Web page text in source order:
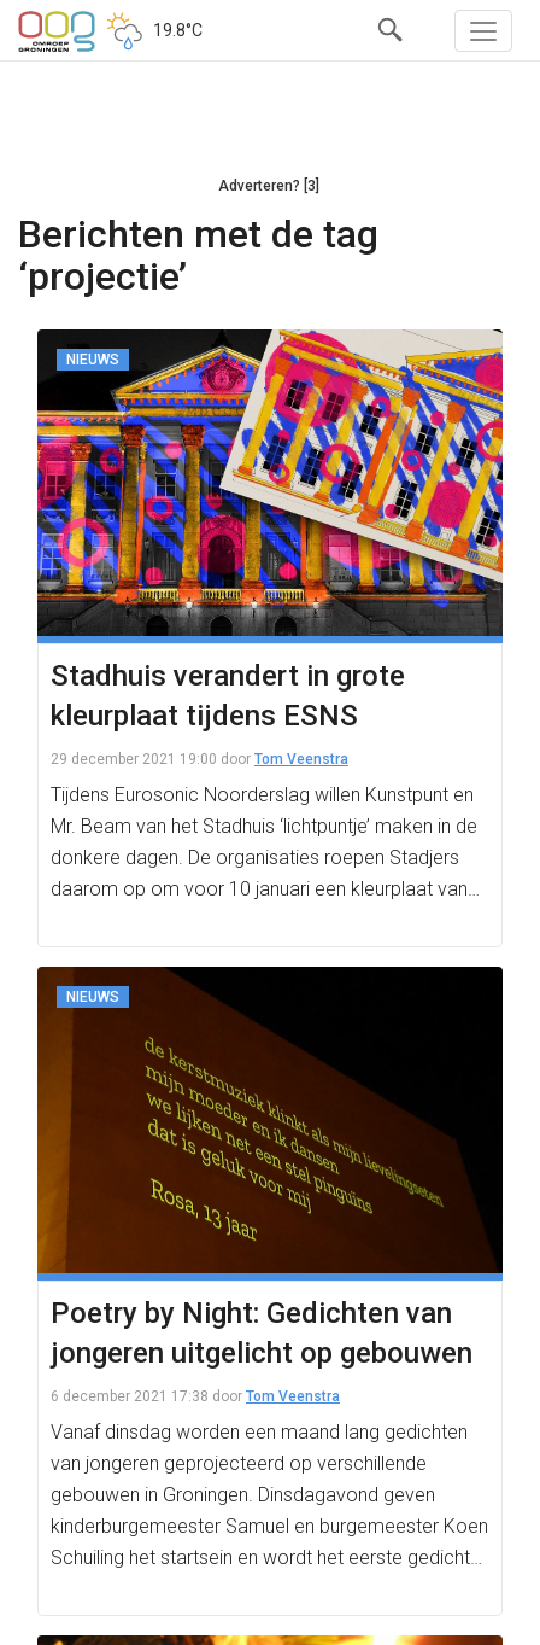
19.8°C
Adverteren? [3]
Berichten met de tag
‘projectie’
NIEUWS
Stadhuis verandert in grote
kleurplaat tijdens ESNS
29 december 2021 19:00 door Tom Veenstra
Tijdens Eurosonic Noorderslag willen Kunstpunt en
Mr. Beam van het Stadhuis ‘lichtpuntje’ maken in de
donkere dagen. De organisaties roepen Stadjers
daarom op om voor 10 januari een kleurplaat van…
NIEUWS
Poetry by Night: Gedichten van
jongeren uitgelicht op gebouwen
6 december 2021 17:38 door Tom Veenstra
Vanaf dinsdag worden een maand lang gedichten
van jongeren geprojecteerd op verschillende
gebouwen in Groningen. Dinsdagavond geven
kinderburgemeester Samuel en burgemeester Koen
Schuiling het startsein en wordt het eerste gedicht…